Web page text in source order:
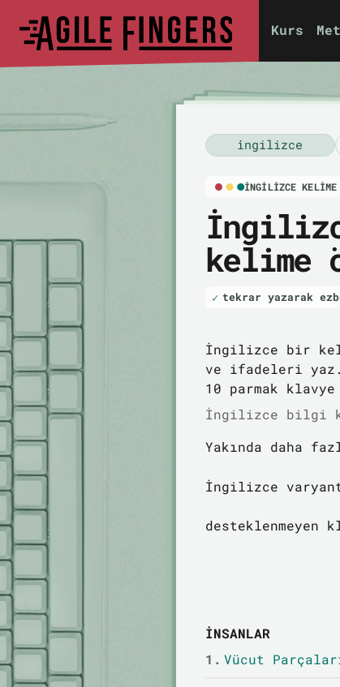
Kurs
i̇ngilizce
İNGILIZCE KELIME
kelime
tekrar yazarak
İngilizce bir
ve ifadeleri
10 parmak
İngilizce bilgi
Yakında daha
İngilizce
İNSANLAR
1. Vücut